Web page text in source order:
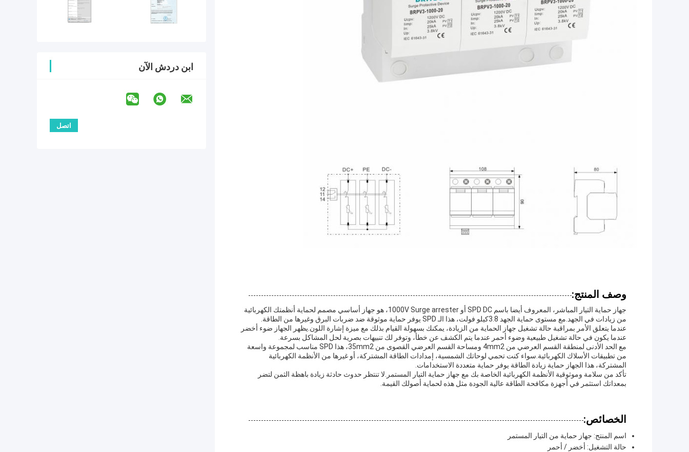
ابن دردش الآن
وصف المنتج:
جهاز حماية التيار المباشر، المعروف أيضا باسم SPD DC أو 1000V Surge arrester، هو جهاز أساسي مصمم لحماية أنظمتك الكهربائية
من زيادات في الجهد.مع مستوى حماية الجهد 3.8كيلو فولت، هذا الـ SPD يوفر حماية موثوقة ضد ضربات البرق وغيرها من الطاقة.
عندما يتعلق الأمر بمراقبة حالة تشغيل جهاز الحماية من الزيادة، يمكنك بسهولة القيام بذلك مع ميزة إشارة اللون.يظهر الجهاز ضوء أخضر
عندما يكون في حالة تشغيل طبيعية وضوء أحمر عندما يتم الكشف عن خطأ، وتوفر لك تنبيهات بصرية لحل المشاكل بسرعة.
مع الحد الأدنى لمنطقة القسم العرضي من 4mm2 ومساحة القسم العرضي القصوى من 35mm2، هذا SPD مناسب لمجموعة واسعة
من تطبيقات الأسلاك الكهربائية.سواء كنت تحمي لوحاتك الشمسية، إمدادات الطاقة المشتركة، أو غيرها من الأنظمة الكهربائية
المشتركة، هذا الجهاز حماية زيادة الطاقة يوفر حماية متعددة الاستخدامات.
تأكد من سلامة وموثوقية الأنظمة الكهربائية الخاصة بك مع جهاز حماية التيار المستمر.لا تنتظر حدوث حادثة زيادة باهظة الثمن لتضر
بمعداتك استثمر في أجهزة مكافحة الطاقة عالية الجودة مثل هذه لحماية أصولك القيمة.
الخصائص:
اسم المنتج: جهاز حماية من التيار المستمر
حالة التشغيل: أخضر / أحمر